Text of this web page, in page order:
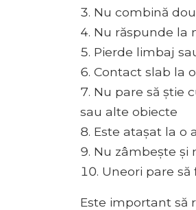
Nu combină
Nu răspunde la
Pierde limbaj
Contact slab la
Nu pare să știe
sau alte obiecte
Este atașat la o
Nu zâmbește și
Uneori pare
Este important să